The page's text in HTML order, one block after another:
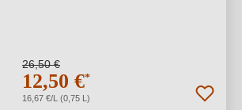
26,50 €
12,50 €*
16,67 €/L (0,75 L)